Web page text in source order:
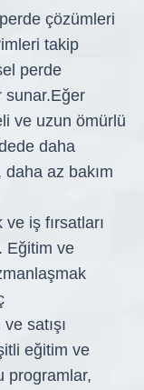
çözümleri
takip
perde
sunar.Eğer
ve uzun ömürlü
daha
az bakım
iş fırsatları
Eğitim ve
satışı
eğitim ve
programlar,